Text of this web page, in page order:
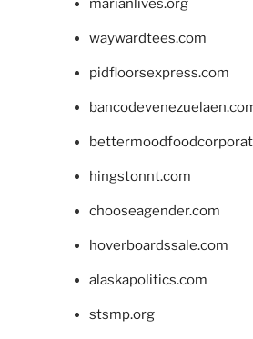
marianlives.org
waywardtees.com
pidfloorsexpress.com
hingstonnt.com
chooseagender.com
hoverboardssale.com
alaskapolitics.com
stsmp.org